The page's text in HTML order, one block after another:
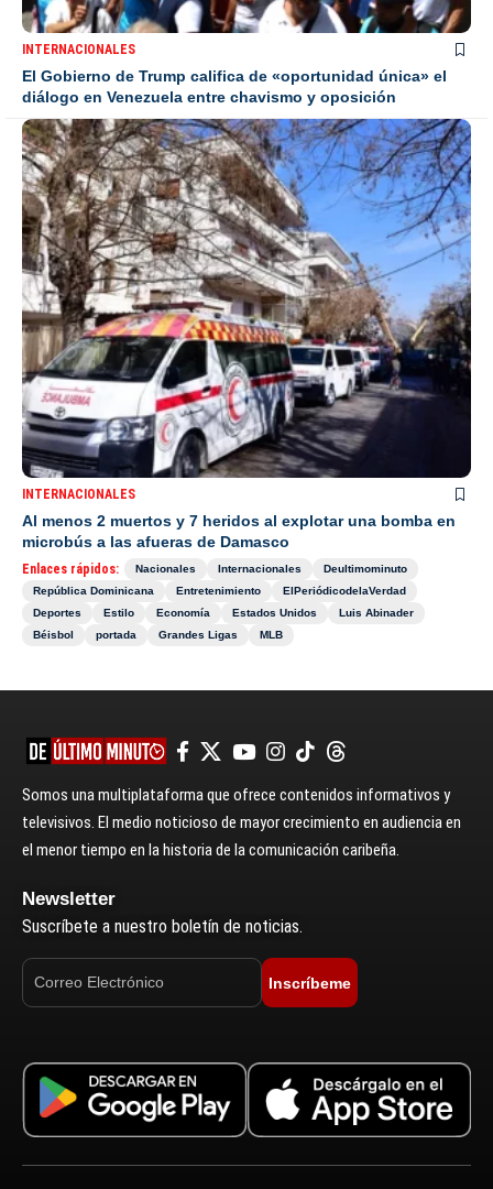
INTERNACIONALES
El Gobierno de Trump califica de «oportunidad única» el
diálogo en Venezuela entre chavismo y oposición
INTERNACIONALES
Al menos 2 muertos y 7 heridos al explotar una bomba en
microbús a las afueras de Damasco
Enlaces rápidos: Nacionales Internacionales
Deultimominuto
República Dominicana
Entretenimiento
ElPeriódicodelaVerdad
Deportes
Estilo Economía Estados Unidos
Luis Abinader
Béisbol
portada Grandes Ligas MLB
Somos una multiplataforma que ofrece contenidos informativos y
televisivos. El medio noticioso de mayor crecimiento en audiencia en
el menor tiempo en la historia de la comunicación caribeña.
Newsletter
Suscríbete a nuestro boletín de noticias.
Inscríbeme